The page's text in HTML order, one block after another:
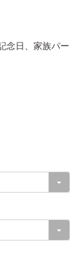
念日、家族パー